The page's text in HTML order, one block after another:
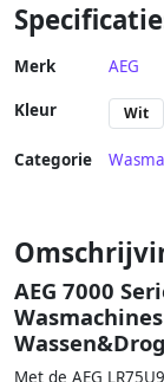
Merk AEG
Kleur Wit
Categorie
AEG 7000
Met de AEG